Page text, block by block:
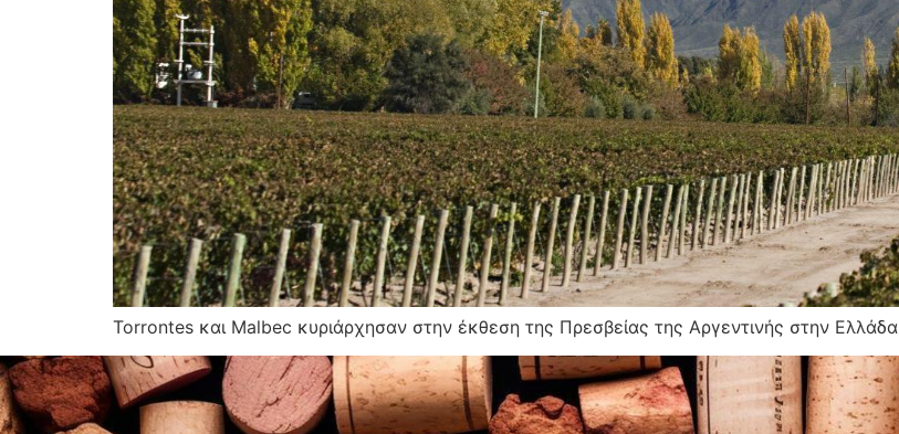
Torrontes και Malbec κυριάρχησαν στην έκθεση της Πρεσβείας της Αργεντινής στην Ελλάδα